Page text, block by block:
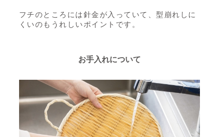
フチのところには針金が入っていて、型崩れしに
くいのもうれしいポイントです。
お手入れについて